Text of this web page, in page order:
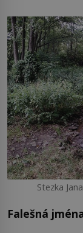
Stezka
Falešná